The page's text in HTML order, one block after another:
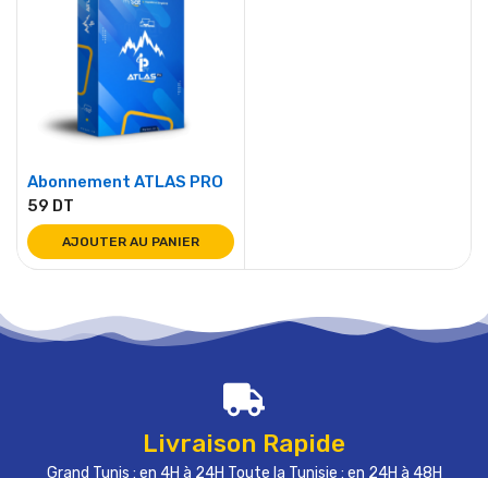
Abonnement ATLAS PRO
59 DT
AJOUTER AU PANIER
Livraison Rapide
Grand Tunis : en 4H à 24H Toute la Tunisie : en 24H à 48H